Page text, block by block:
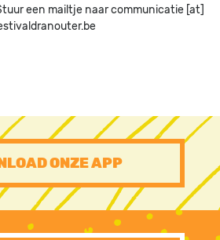
een mailtje naar communicatie [at]
ONZE APP